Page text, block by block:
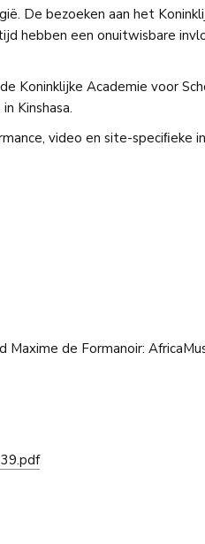
De bezoeken aan het
hebben een onuitwisbare
Koninklijke Academie voor
Kinshasa.
video en site-speciﬁeke
Maxime de Formanoir: